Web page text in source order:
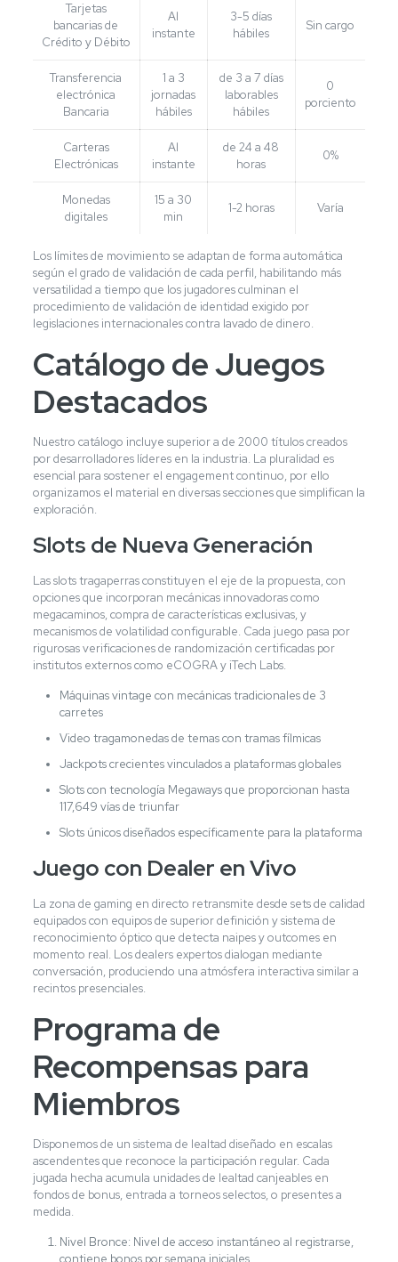
Tarjetas
bancarias de
Crédito y Débito
Al
instante
3-5 días
hábiles
Sin cargo
Transferencia
electrónica
Bancaria
1 a 3
jornadas
hábiles
de 3 a 7 días
laborables
hábiles
0
porciento
Carteras
Electrónicas
Al
instante
de 24 a 48
horas
0%
Monedas
digitales
15 a 30
min
1-2 horas Varía
Los límites de movimiento se adaptan de forma automática
según el grado de validación de cada perfil, habilitando más
versatilidad a tiempo que los jugadores culminan el
procedimiento de validación de identidad exigido por
legislaciones internacionales contra lavado de dinero.
Catálogo de Juegos
Destacados
Nuestro catálogo incluye superior a de 2000 títulos creados
por desarrolladores líderes en la industria. La pluralidad es
esencial para sostener el engagement continuo, por ello
organizamos el material en diversas secciones que simplifican la
exploración.
Slots de Nueva Generación
Las slots tragaperras constituyen el eje de la propuesta, con
opciones que incorporan mecánicas innovadoras como
megacaminos, compra de características exclusivas, y
mecanismos de volatilidad configurable. Cada juego pasa por
rigurosas verificaciones de randomización certificadas por
institutos externos como eCOGRA y iTech Labs.
Máquinas vintage con mecánicas tradicionales de 3
carretes
Video tragamonedas de temas con tramas fílmicas
Jackpots crecientes vinculados a plataformas globales
Slots con tecnología Megaways que proporcionan hasta
117,649 vías de triunfar
Slots únicos diseñados específicamente para la plataforma
Juego con Dealer en Vivo
La zona de gaming en directo retransmite desde sets de calidad
equipados con equipos de superior definición y sistema de
reconocimiento óptico que detecta naipes y outcomes en
momento real. Los dealers expertos dialogan mediante
conversación, produciendo una atmósfera interactiva similar a
recintos presenciales.
Programa de
Recompensas para
Miembros
Disponemos de un sistema de lealtad diseñado en escalas
ascendentes que reconoce la participación regular. Cada
jugada hecha acumula unidades de lealtad canjeables en
fondos de bonus, entrada a torneos selectos, o presentes a
medida.
Nivel Bronce: Nivel de acceso instantáneo al registrarse,